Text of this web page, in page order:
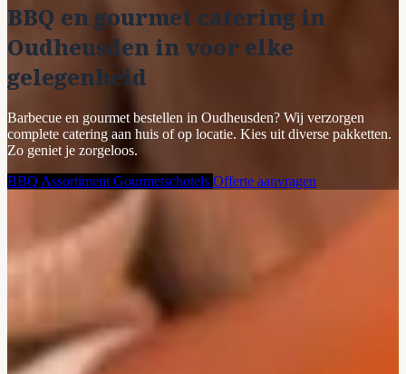
BBQ en gourmet catering in
Oudheusden in voor elke
gelegenheid
Barbecue en gourmet bestellen in Oudheusden? Wij verzorgen
complete catering aan huis of op locatie. Kies uit diverse pakketten.
Zo geniet je zorgeloos.
BBQ Assortiment Gourmetschotels Offerte aanvragen